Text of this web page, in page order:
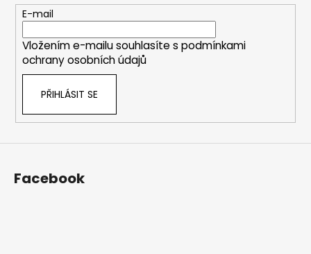
E-mail
Vložením e-mailu souhlasíte s podmínkami
ochrany osobních údajů
PŘIHLÁSIT SE
Facebook